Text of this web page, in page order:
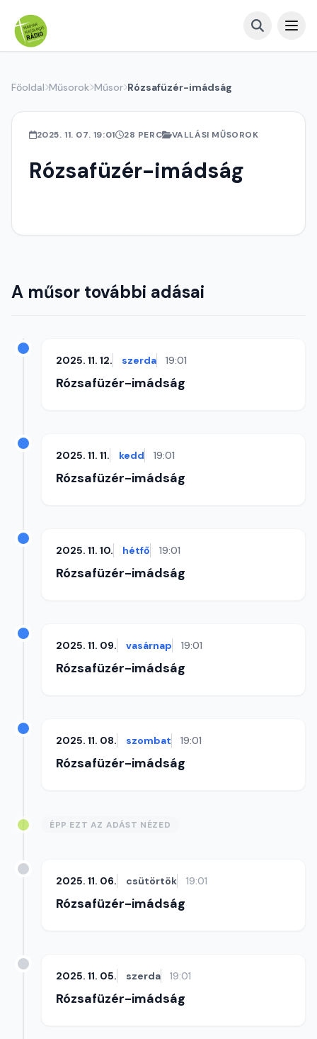
Főoldal Műsorok Műsor Rózsafüzér-imádság
2025. 11. 07. 19:01 28 PERC VALLÁSI MŰSOROK
Rózsafüzér-imádság
A műsor további adásai
2025. 11. 12. szerda 19:01
Rózsafüzér-imádság
2025. 11. 11. kedd 19:01
Rózsafüzér-imádság
2025. 11. 10. hétfő 19:01
Rózsafüzér-imádság
2025. 11. 09. vasárnap 19:01
Rózsafüzér-imádság
2025. 11. 08. szombat 19:01
Rózsafüzér-imádság
ÉPP EZT AZ ADÁST NÉZED
2025. 11. 06. csütörtök 19:01
Rózsafüzér-imádság
2025. 11. 05. szerda 19:01
Rózsafüzér-imádság